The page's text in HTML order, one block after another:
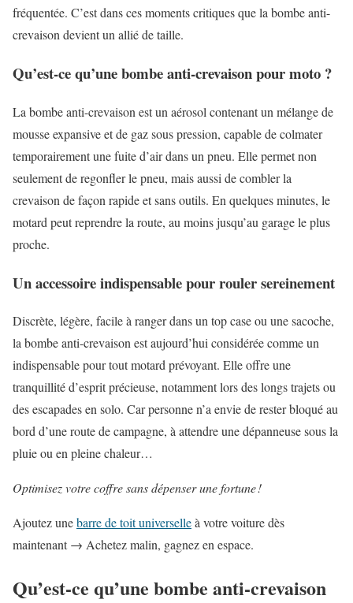
fréquentée. C’est dans ces moments critiques que la bombe anti-
crevaison devient un allié de taille.
Qu’est-ce qu’une bombe anti-crevaison pour moto ?
La bombe anti-crevaison est un aérosol contenant un mélange de
mousse expansive et de gaz sous pression, capable de colmater
temporairement une fuite d’air dans un pneu. Elle permet non
seulement de regonfler le pneu, mais aussi de combler la
crevaison de façon rapide et sans outils. En quelques minutes, le
motard peut reprendre la route, au moins jusqu’au garage le plus
proche.
Un accessoire indispensable pour rouler sereinement
Discrète, légère, facile à ranger dans un top case ou une sacoche,
la bombe anti-crevaison est aujourd’hui considérée comme un
indispensable pour tout motard prévoyant. Elle offre une
tranquillité d’esprit précieuse, notamment lors des longs trajets ou
des escapades en solo. Car personne n’a envie de rester bloqué au
bord d’une route de campagne, à attendre une dépanneuse sous la
pluie ou en pleine chaleur…
Optimisez votre coffre sans dépenser une fortune !
Ajoutez unebarre de toit universelleà votre voiture dès
maintenant → Achetez malin, gagnez en espace.
Qu’est-ce qu’une bombe anti-crevaison